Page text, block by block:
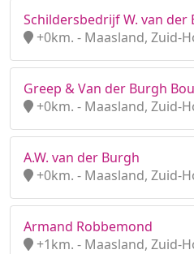
Schildersbedrijf W. van der
+0km. - Maasland, Zuid-
Greep & Van der Burgh
+0km. - Maasland, Zuid-
A.W. van der Burgh
+0km. - Maasland, Zuid-
Armand Robbemond
+1km. - Maasland, Zuid-